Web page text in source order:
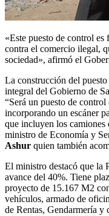
«Este puesto de control
contra el comercio ilegal,
sociedad», afirmó el
La construcción del
integral del Gobierno de
“Será un puesto de
incorporando un escáner
que incluyen los camiones
ministro de Economía y
Ashur quien también
El ministro destacó que la
avance del 40%. Tiene
proyecto de 15.167 M2
vehículos, armado de
de Rentas, Gendarmería y